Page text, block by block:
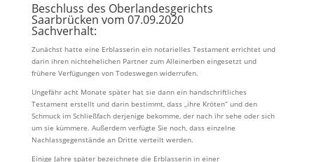
Beschluss des Oberlandesgerichts
Saarbrücken vom 07.09.2020
Sachverhalt:
Zunächst hatte eine Erblasserin ein notarielles Testament errichtet und
darin ihren nichtehelichen Partner zum Alleinerben eingesetzt und
frühere Verfügungen von Todeswegen widerrufen.
Ungefähr acht Monate später hat sie dann ein handschriftliches
Testament erstellt und darin bestimmt, dass „ihre Kröten“ und den
Schmuck im Schließfach derjenige bekomme, der nach ihr sehe oder sich
um sie kümmere. Außerdem verfügte Sie noch, dass einzelne
Nachlassgegenstände an Dritte verteilt werden.
Einige Jahre später bezeichnete die Erblasserin in einer